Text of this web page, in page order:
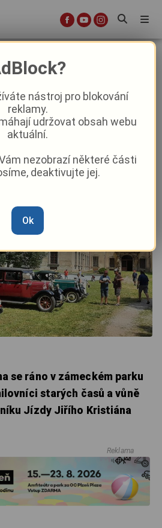
Lobkowicze
počet zájemců
2024|06:09
se ráno v zámeckém parku
starých časů a vůně
Jízdy Jiřího Kristiána
Reklama
nástroj pro blokování
reklamy.
udržovat obsah webu
aktuální.
nezobrazí některé části
deaktivujte jej.
Ok